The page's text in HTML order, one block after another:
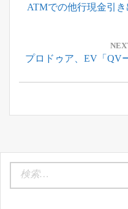
ナ
ー
シ
ン
Previous
ATMでの他行現金引
Next
プロドゥア、EV「QV